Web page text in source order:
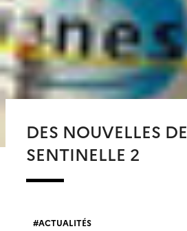
DES NOUVELLES DE
SENTINELLE 2
ACTUALITÉS